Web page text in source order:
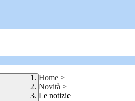
Home >
Novità >
Le notizie